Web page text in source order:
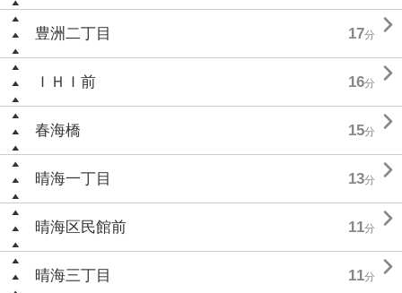
豊洲二丁目 17分 
ＩＨＩ前 16分 
春海橋 15分 
晴海一丁目 13分 
晴海区民館前 11分 
晴海三丁目 11分 